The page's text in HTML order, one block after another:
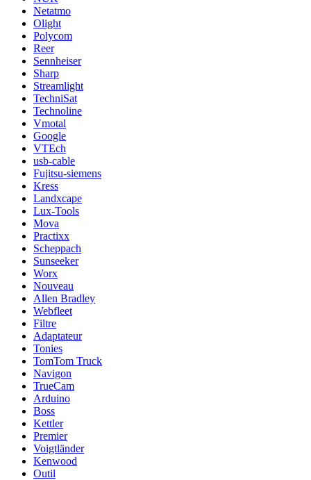
Netatmo
Olight
Polycom
Reer
Sennheiser
Sharp
Streamlight
TechniSat
Technoline
Vmotal
Google
VTEch
usb-cable
Fujitsu-siemens
Kress
Landxcape
Lux-Tools
Mova
Practixx
Scheppach
Sunseeker
Worx
Nouveau
Allen Bradley
Webfleet
Filtre
Adaptateur
Tonies
TomTom Truck
Navigon
TrueCam
Arduino
Boss
Kettler
Premier
Voigtländer
Kenwood
Outil